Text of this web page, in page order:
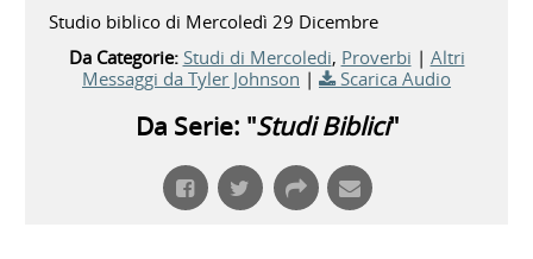
Studio biblico di Mercoledì 29 Dicembre
Da Categorie: Studi di Mercoledi, Proverbi | Altri
Messaggi da Tyler Johnson | Scarica Audio
Da Serie: "Studi Biblici"